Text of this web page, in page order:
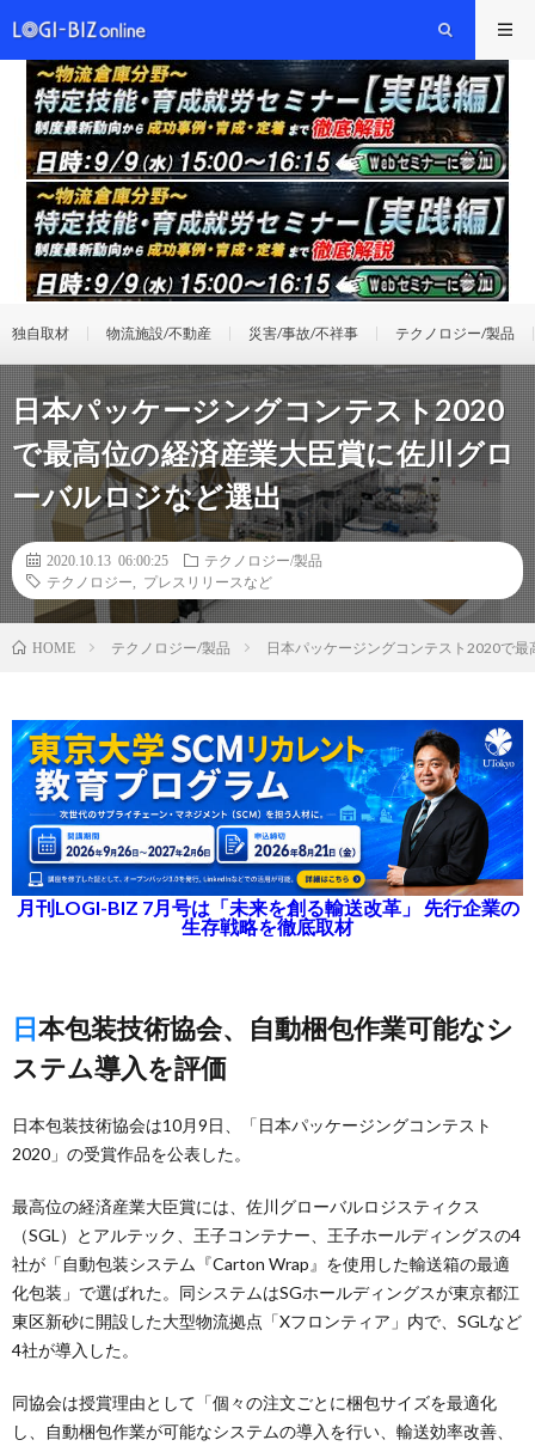
独自取材 物流施設/不動産 災害/事故/不祥事 テクノロジー/製品
日本パッケージングコンテスト2020
で最高位の経済産業大臣賞に佐川グロ
ーバルロジなど選出
2020.10.13 06:00:25
テクノロジー/製品
テクノロジー
プレスリリースなど
HOME テクノロジー/製品 日本パッケージングコンテスト2020で
月刊LOGI-BIZ 7月号は「未来を創る輸送改革」 先行企業の
生存戦略を徹底取材
日本包装技術協会、自動梱包作業可能なシ
ステム導入を評価
日本包装技術協会は10月9日、「日本パッケージングコンテスト
2020」の受賞作品を公表した。
最高位の経済産業大臣賞には、佐川グローバルロジスティクス
（SGL）とアルテック、王子コンテナー、王子ホールディングスの4
社が「自動包装システム『Carton Wrap』を使用した輸送箱の最適
化包装」で選ばれた。同システムはSGホールディングスが東京都江
東区新砂に開設した大型物流拠点「Xフロンティア」内で、SGLなど
4社が導入した。
同協会は授賞理由として「個々の注文ごとに梱包サイズを最適化
し、自動梱包作業が可能なシステムの導入を行い、輸送効率改善、